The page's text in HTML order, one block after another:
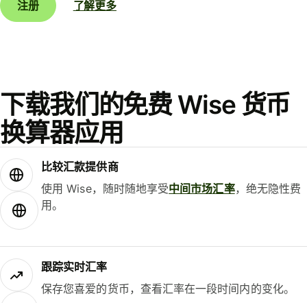
注册 了解更多
下载我们的免费 Wise 货币
换算器应用
比较汇款提供商
使用 Wise，随时随地享受中间市场汇率，绝无隐性费
用。
跟踪实时汇率
保存您喜爱的货币，查看汇率在一段时间内的变化。